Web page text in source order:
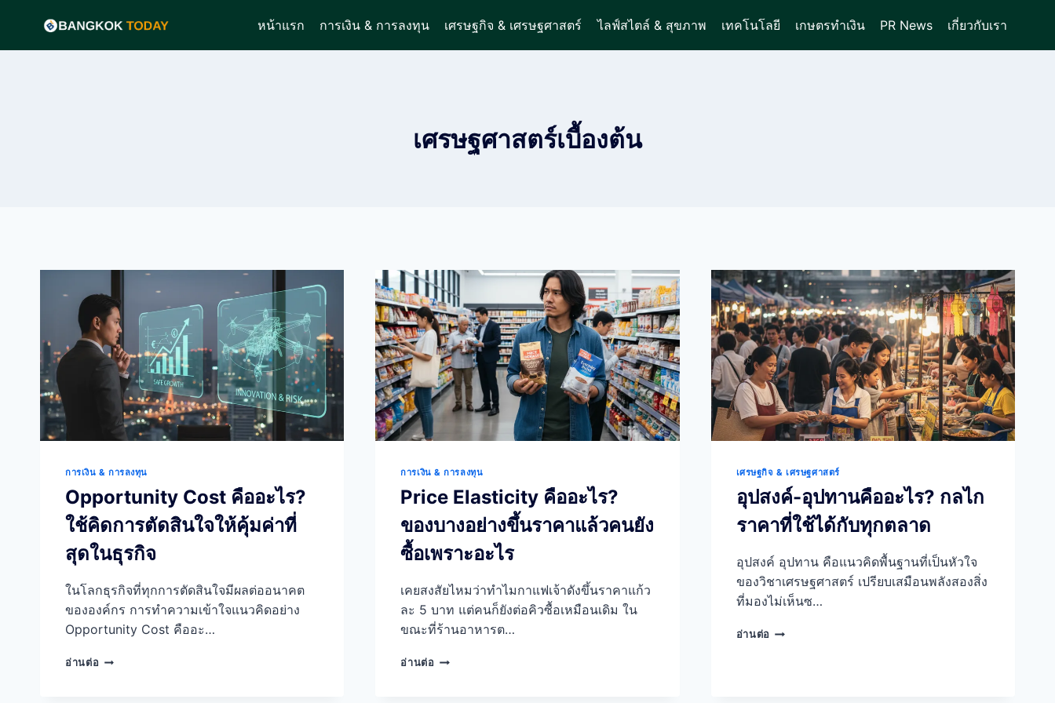
content
หน้าแรก การเงิน & การลงทุน เศรษฐกิจ & เศรษฐศาสตร์ ไลฟ์สไตล์ & สุขภาพ เทคโนโลยี เกษตรทำเงิน PR News เกี่ยวกับเรา
เศรษฐศาสตร์เบื้องต้น
การเงิน & การลงทุน
Opportunity Cost คืออะไร?
ใช้คิดการตัดสินใจให้คุ้มค่าที่
สุดในธุรกิจ
ในโลกธุรกิจที่ทุกการตัดสินใจมีผลต่ออนาคต
ขององค์กร การทำความเข้าใจแนวคิดอย่าง
Opportunity Cost คืออะ…
อ่านต่อ OPPORTUNITY
การเงิน & การลงทุน
Price Elasticity คืออะไร?
ของบางอย่างขึ้นราคาแล้วคนยัง
ซื้อเพราะอะไร
เคยสงสัยไหมว่าทำไมกาแฟเจ้าดังขึ้นราคาแก้ว
ละ 5 บาท แต่คนก็ยังต่อคิวซื้อเหมือนเดิม ใน
ขณะที่ร้านอาหารต…
อ่านต่อ PRICE
เศรษฐกิจ & เศรษฐศาสตร์
อุปสงค์-อุปทานคืออะไร? กลไก
ราคาที่ใช้ได้กับทุกตลาด
อุปสงค์ อุปทาน คือแนวคิดพื้นฐานที่เป็นหัวใจ
ของวิชาเศรษฐศาสตร์ เปรียบเสมือนพลังสองสิ่ง
ที่มองไม่เห็นซ…
อ่านต่อ อุปสงค์-